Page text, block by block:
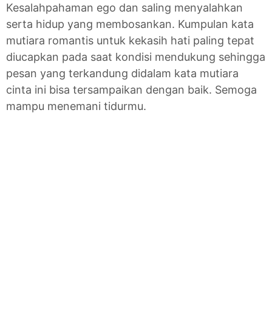
Kesalahpahaman ego dan saling menyalahkan
serta hidup yang membosankan. Kumpulan kata
mutiara romantis untuk kekasih hati paling tepat
diucapkan pada saat kondisi mendukung sehingga
pesan yang terkandung didalam kata mutiara
cinta ini bisa tersampaikan dengan baik. Semoga
mampu menemani tidurmu.